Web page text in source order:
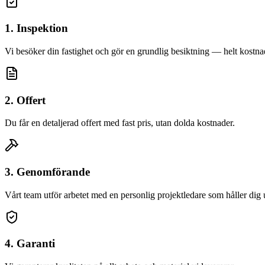
1. Inspektion
Vi besöker din fastighet och gör en grundlig besiktning — helt
2. Offert
Du får en detaljerad offert med fast pris, utan dolda kostnader.
3. Genomförande
Vårt team utför arbetet med en personlig projektledare som håller dig
4. Garanti